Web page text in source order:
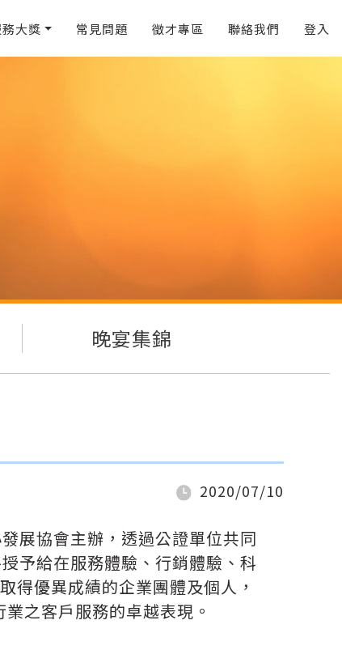
大獎 常見問題 徵才專區 聯絡我們 登入
晚宴集錦
2020/07/10
展協會主辦，透過公證單位共同
予給在服務體驗、行銷體驗、科
得優異成績的企業團體及個人，
之客戶服務的卓越表現。